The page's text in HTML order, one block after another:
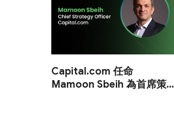
Capital.com 任命
Mamoon Sbeih 為首席策略